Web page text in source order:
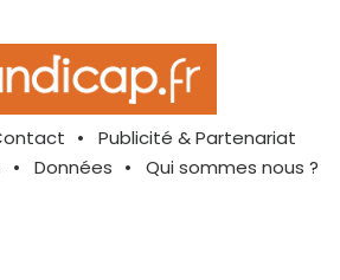
Publicité & Partenariat
Données Qui sommes nous ?